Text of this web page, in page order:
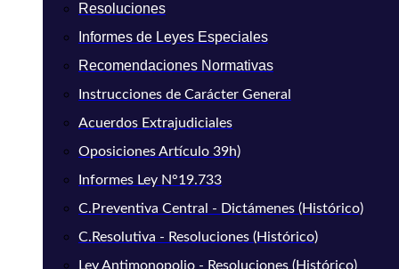
Resoluciones
Informes de Leyes Especiales
Recomendaciones Normativas
Instrucciones de Carácter General
Acuerdos Extrajudiciales
Oposiciones Artículo 39h)
Informes Ley N°19.733
C.Preventiva Central - Dictámenes (Histórico)
C.Resolutiva - Resoluciones (Histórico)
Ley Antimonopolio - Resoluciones (Histórico)